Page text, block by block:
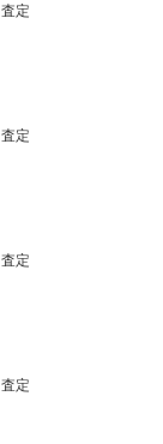
査定
査定
査定
査定